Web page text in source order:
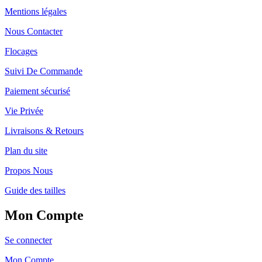
Mentions légales
Nous Contacter
Flocages
Suivi De Commande
Paiement sécurisé
Vie Privée
Livraisons & Retours
Plan du site
Propos Nous
Guide des tailles
Mon Compte
Se connecter
Mon Compte